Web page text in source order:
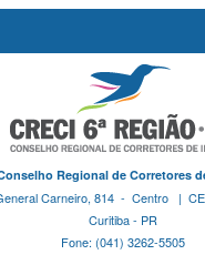
Regional de Corretores
Carneiro, 814 - Centro |
Curitiba - PR
Fone: (041) 3262-5505